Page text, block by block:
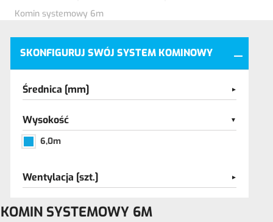
Komin systemowy 6m
SKONFIGURUJ SWÓJ SYSTEM KOMINOWY
Średnica [mm]
Wysokość
6,0m
Wentylacja [szt.]
KOMIN SYSTEMOWY 6M